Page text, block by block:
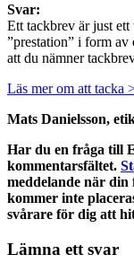
Svar:
Ett tackbrev är just
”prestation” i form av
att du nämner
Läs mer om att tacka
Mats Danielsson,
Har du en fråga till
kommentarsfältet.
meddelande när
kommer inte
svårare för dig att
Lämna ett svar